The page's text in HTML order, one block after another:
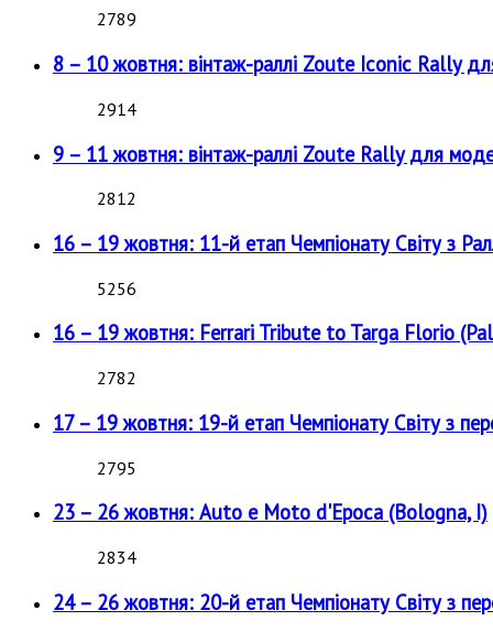
2789
8 – 10 жовтня: вінтаж-раллі Zoute Iconic Rally
2914
9 – 11 жовтня: вінтаж-раллі Zoute Rally для
2812
16 – 19 жовтня: 11-й етап Чемпіонату Світу з
5256
16 – 19 жовтня: Ferrari Tribute to Targa Florio
2782
17 – 19 жовтня: 19-й етап Чемпіонату Світу з
2795
23 – 26 жовтня: Auto e Moto d'Epoca (Bologna, I)
2834
24 – 26 жовтня: 20-й етап Чемпіонату Світу з